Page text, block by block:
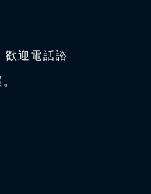
歡迎電話諮